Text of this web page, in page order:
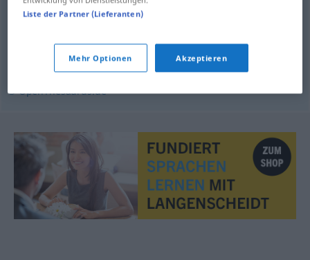
festhalten erfassen
reservieren,vorbestellen
© OpenThesaurus.de
Liste der Partner (Lieferanten)
Mehr Optionen Akzeptieren